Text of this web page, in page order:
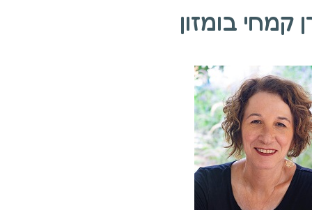
קמחי בומזון